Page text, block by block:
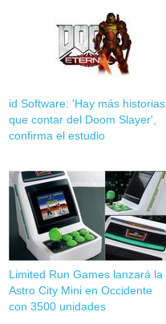
id Software: 'Hay más historias
que contar del Doom Slayer',
confirma el estudio
Limited Run Games lanzará la
Astro City Mini en Occidente
con 3500 unidades